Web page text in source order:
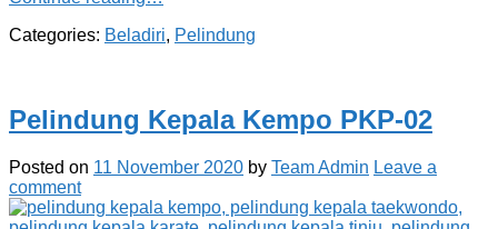
Categories: Beladiri, Pelindung
Pelindung Kepala Kempo PKP-02
Posted on 11 November 2020 by Team Admin Leave a
comment